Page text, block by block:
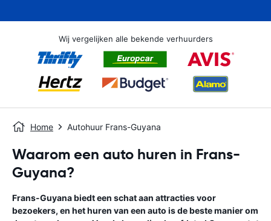
Wij vergelijken alle bekende verhuurders
Home Autohuur Frans-Guyana
Waarom een auto huren in Frans-
Guyana?
Frans-Guyana biedt een schat aan attracties voor
bezoekers, en het huren van een auto is de beste manier om